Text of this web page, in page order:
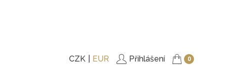
CZK EUR Přihlášení 0